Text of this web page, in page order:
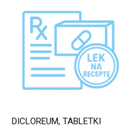
DICLOREUM, TABLETKI